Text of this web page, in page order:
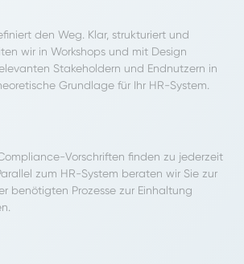
den Weg. Klar, strukturiert und
wir in Workshops und mit Design
Stakeholdern und Endnutzern in
Grundlage für Ihr HR-System.
Vorschriften finden zu jederzeit
zum HR-System beraten wir Sie zur
benötigten Prozesse zur Einhaltung